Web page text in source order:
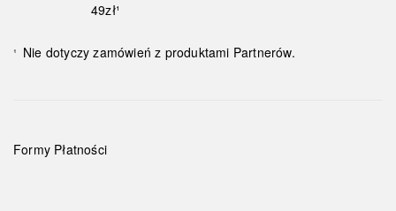
49zł¹
¹ Nie dotyczy zamówień z produktami Partnerów.
Formy Płatności